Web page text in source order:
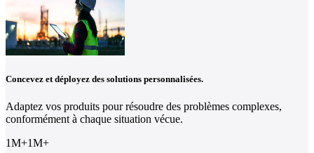
Concevez et déployez des solutions personnalisées.
Adaptez vos produits pour résoudre des problèmes complexes,
conformément à chaque situation vécue.
1M+1M+